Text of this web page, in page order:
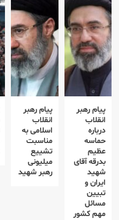
پیام رهبر
انقلاب
درباره
حماسه
عظیم
بدرقه آقای
شهید
ایران و
تبیین
مسائل
مهم کشور
پیام رهبر
انقلاب
اسلامی به
مناسبت
تشییع
میلیونی
رهبر شهید